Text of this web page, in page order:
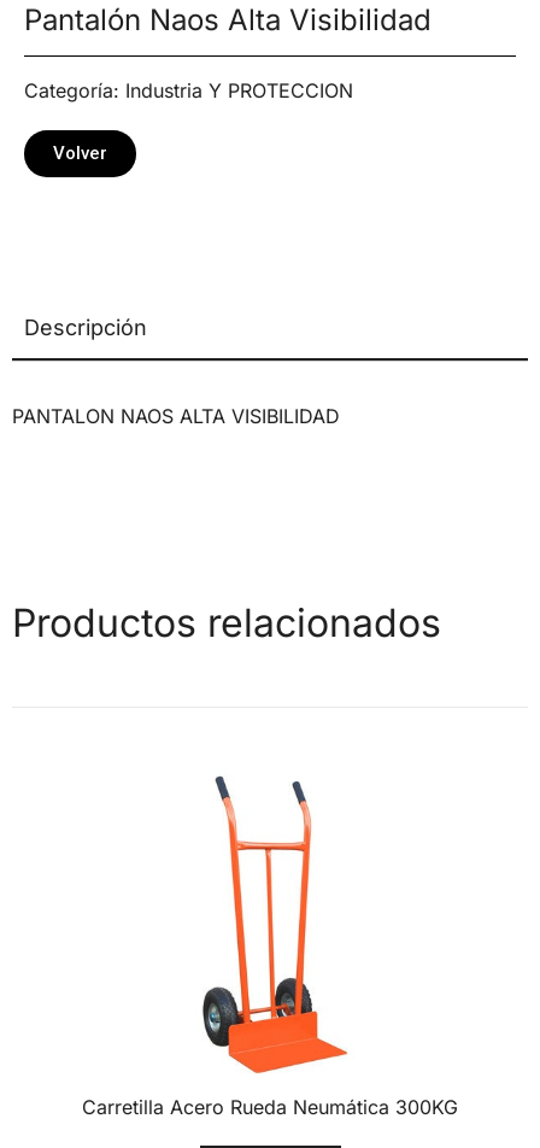
Pantalón Naos Alta Visibilidad
Categoría: Industria Y PROTECCION
Volver
Descripción
PANTALON NAOS ALTA VISIBILIDAD
Productos relacionados
Carretilla Acero Rueda Neumática 300KG